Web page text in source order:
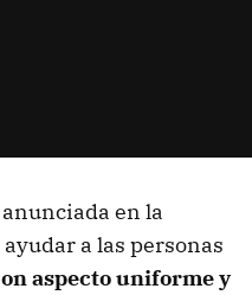
en la
a las personas
aspecto uniforme y